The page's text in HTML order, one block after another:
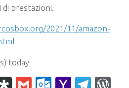
prestazioni.
2021/11/amazon-
today